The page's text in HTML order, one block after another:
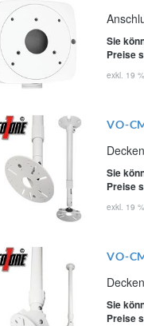
Sie
Preise
exkl. 19
VO-
Sie
Preise
exkl. 19
VO-
Sie
Preise